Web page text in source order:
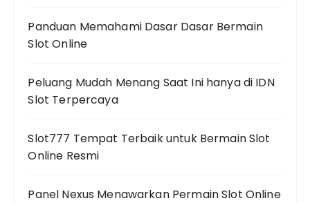
Panduan Memahami Dasar Dasar Bermain
Slot Online
Peluang Mudah Menang Saat Ini hanya di IDN
Slot Terpercaya
Slot777 Tempat Terbaik untuk Bermain Slot
Online Resmi
Panel Nexus Menawarkan Permain Slot Online